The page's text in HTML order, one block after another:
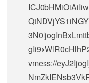
vmess://